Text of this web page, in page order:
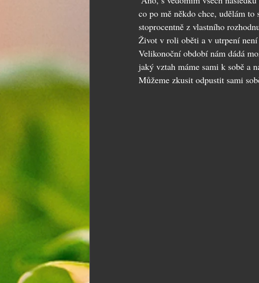
co po mě někdo chce, udělám
stoprocentně z vlastního
Život v roli oběti a v utrpení
Velikonoční období nám dádá
jaký vztah máme sami k sobě a
Můžeme zkusit odpustit sami